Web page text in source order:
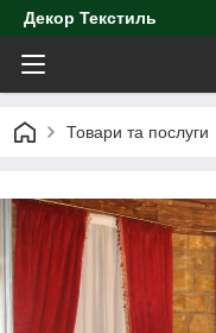
Декор Текстиль
Товари та послуги